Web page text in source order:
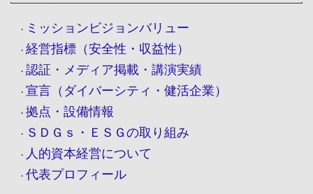
・ ミッションビジョンバリュー
・ 経営指標（安全性・収益性）
・ 認証・メディア掲載・講演実績
・ 宣言（ダイバーシティ・健活企業）
・ 拠点・設備情報
・ ＳＤＧｓ・ＥＳＧの取り組み
・ 人的資本経営について
・ 代表プロフィール